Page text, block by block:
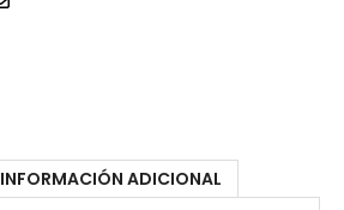
INFORMACIÓN ADICIONAL